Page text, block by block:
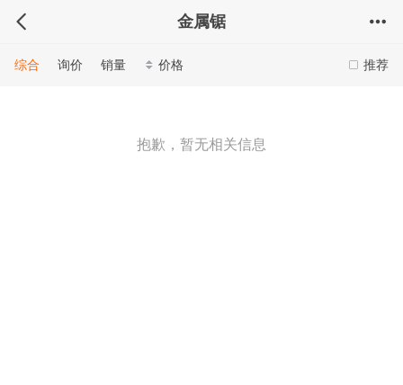
金属锯
推荐
综合 询价 销量 价格
抱歉，暂无相关信息